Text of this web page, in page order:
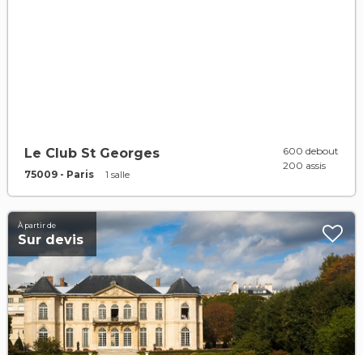
Le Club St Georges
75009 - Paris 1 salle
600 debout
200 assis
À partir de
Sur devis